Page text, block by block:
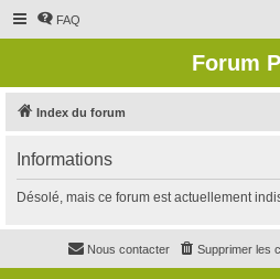
FAQ
Forum
Index du forum
Informations
Désolé, mais ce forum est actuellement
Supprimer les
Nous contacter